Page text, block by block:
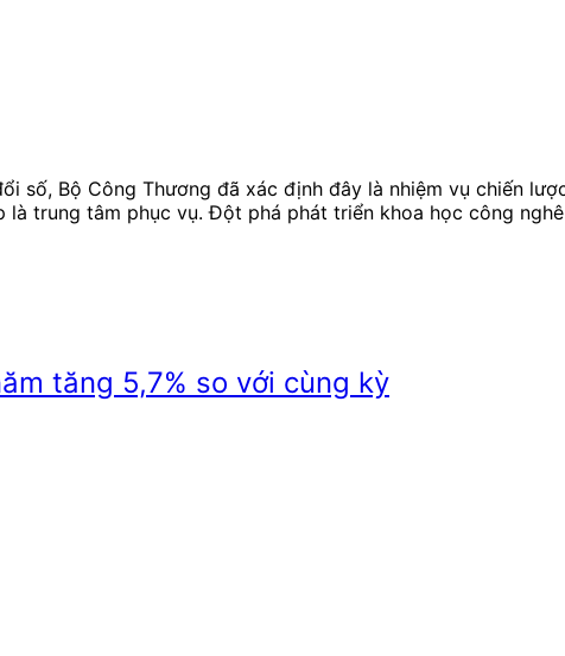
số, Bộ Công Thương đã xác định đây là nhiệm vụ chiến
là trung tâm phục vụ. Đột phá phát triển khoa học công
tăng 5,7% so với cùng kỳ